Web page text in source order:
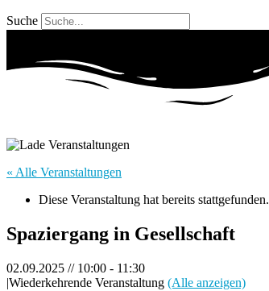
Suche
« Alle Veranstaltungen
Diese Veranstaltung hat bereits stattgefunden.
Spaziergang in Gesellschaft
02.09.2025 // 10:00 - 11:30
|Wiederkehrende Veranstaltung (Alle anzeigen)